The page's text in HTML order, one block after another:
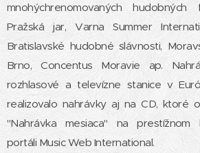
mnohýchrenomovaných
Pražská jar, Varna Summer
Bratislavské hudobné slávnosti,
Brno, Concentus Moravie ap.
rozhlasové a televízne stanice v
realizovalo nahrávky aj na CD, ktoré
"Nahrávka mesiaca" na prestížnom
portáli Music Web International.